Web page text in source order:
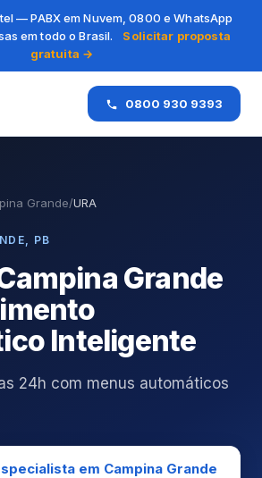
— PABX em Nuvem, 0800 e WhatsApp
em todo o Brasil.
Solicitar proposta
gratuita →
0800 930 9393
Grande/URA
PB
Grande
Inteligente
24h com menus automáticos
em Campina Grande